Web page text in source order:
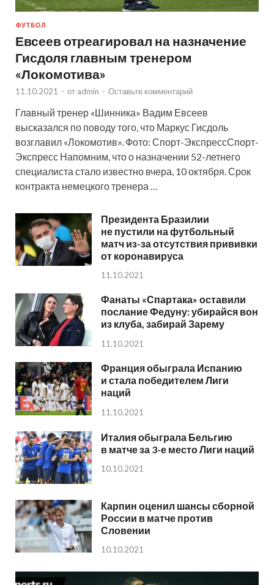
ФУТБОЛ
Евсеев отреагировал на назначение
Гисдоля главным тренером
«Локомотива»
11.10.2021 - от admin - Оставьте комментарий
Главный тренер «Шинника» Вадим Евсеев
высказался по поводу того, что Маркус Гисдоль
возглавил «Локомотив». Фото: Спорт-ЭкспрессСпорт-
Экспресс Напомним, что о назначении 52-летнего
специалиста стало известно вчера, 10 октября. Срок
контракта немецкого тренера …
Президента Бразилии
не пустили на футбольный
матч из-за отсутствия прививки
от коронавируса
11.10.2021
Фанаты «Спартака» оставили
послание Федуну: убирайся вон
из клуба, забирай Зарему
11.10.2021
Франция обыграла Испанию
и стала победителем Лиги
наций
11.10.2021
Италия обыграла Бельгию
в матче за 3-е место Лиги наций
10.10.2021
Карпин оценил шансы сборной
России в матче против
Словении
10.10.2021